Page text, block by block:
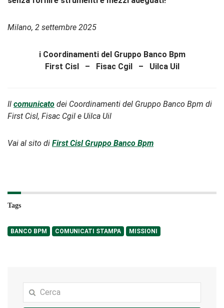
Milano, 2 settembre 2025
i Coordinamenti del Gruppo Banco Bpm
First Cisl – Fisac Cgil – Uilca Uil
Il comunicato dei Coordinamenti del Gruppo Banco Bpm di
First Cisl, Fisac Cgil e Uilca Uil
Vai al sito di First Cisl Gruppo Banco Bpm
Tags
BANCO BPM COMUNICATI STAMPA MISSIONI